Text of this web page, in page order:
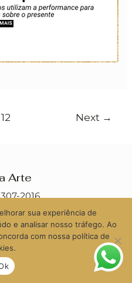
12 Next →
Arte
2016
sua experiência de
e analisar nosso tráfego. Ao
com nossa política de